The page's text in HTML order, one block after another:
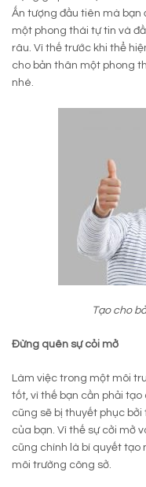
Ấn tượng đầu tiên mà bạn
một phong thái tự tin và
râu. Vì thế trước khi thể
cho bản thân một phong
nhé.
Tạo cho
Đừng quên sự cỏi mở
Làm việc trong một môi
tốt, vì thế bạn cần phải
cũng sẽ bị thuyết phục
của bạn. Vì thế sự cởi mở
cũng chính là bí quyết tạo
môi trường công sở.